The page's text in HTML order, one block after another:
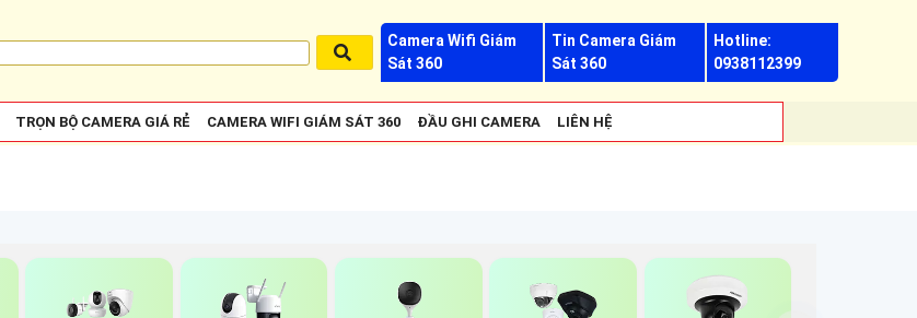
Camera Wifi Giám
Sát 360
Tin Camera Giám
Sát 360
Hotline:
0938112399
TRỌN BỘ CAMERA GIÁ RẺ CAMERA WIFI GIÁM SÁT 360 ĐẦU GHI CAMERA LIÊN HỆ